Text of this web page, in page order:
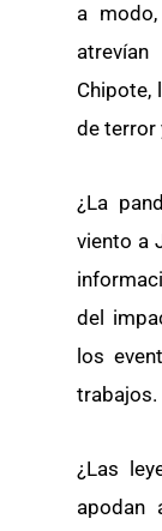
a
Chipote,
de terror
¿La
viento a
del
los
trabajos.
¿Las
apodan